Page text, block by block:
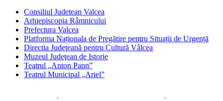
Consiliul Judetean Valcea
Arhiepiscopia Râmnicului
Prefectura Valcea
Platforma Naționala de Pregătire pentru Situații de Urgență
Directia Judeţeană pentru Cultură Vâlcea
Muzeul Judeţean de Istorie
Teatrul „Anton Pann”
Teatrul Municipal „Ariel”